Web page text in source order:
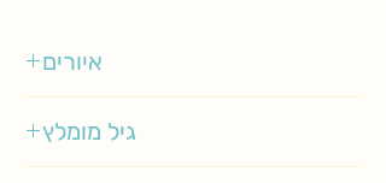
איורים
גיל מומלץ